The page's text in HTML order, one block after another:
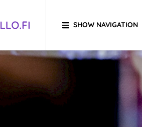
SHOW NAVIGATION